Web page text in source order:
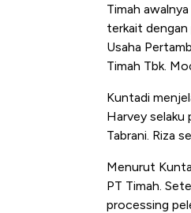
Timah
terkait dengan
Usaha
Timah Tbk.
Kuntadi
Harvey selaku
Tabrani. Riza
Menurut
PT Timah.
processing